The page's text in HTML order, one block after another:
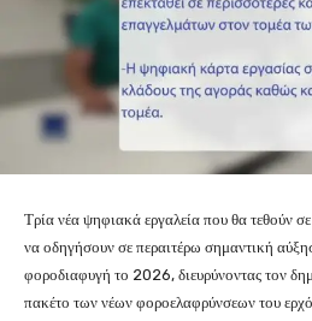
Τρία νέα ψηφιακά εργαλεία που θα τεθούν
να οδηγήσουν σε περαιτέρω σημαντική
φοροδιαφυγή το 2026, διευρύνοντας τον
πακέτο των νέων φοροελαφρύνσεων του